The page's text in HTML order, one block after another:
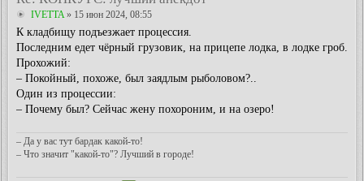
IVETTA» 15 июн 2024, 08:55
К кладбищу подъезжает процессия.
Последним едет чёрный грузовик, на прицепе лодка, в лодке гроб.
Прохожий:
– Покойный, похоже, был заядлым рыболовом?..
Один из процессии:
– Почему был? Сейчас жену похороним, и на озеро!
– Да у вас тут бардак какой-то!
– Что значит "какой-то"? Лучший в городе!